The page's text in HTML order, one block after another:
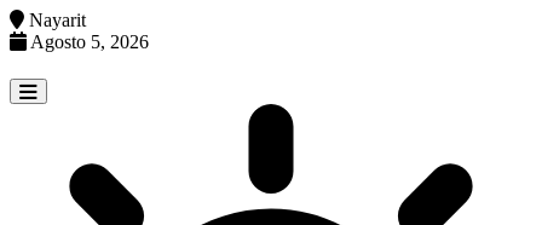
Nayarit
Agosto 5, 2026
to
content